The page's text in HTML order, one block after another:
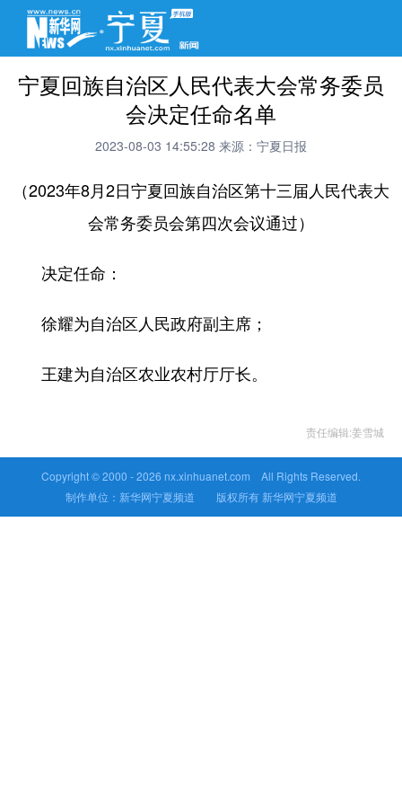
宁夏回族自治区人民代表大会常务委员
会决定任命名单
2023-08-03 14:55:28 来源：宁夏日报
（2023年8月2日宁夏回族自治区第十三届人民代表大
会常务委员会第四次会议通过）
决定任命：
徐耀为自治区人民政府副主席；
王建为自治区农业农村厅厅长。
责任编辑:姜雪城
Copyright © 2000 -2026 nx.xinhuanet.com All Rights Reserved.
制作单位：新华网宁夏频道 版权所有 新华网宁夏频道